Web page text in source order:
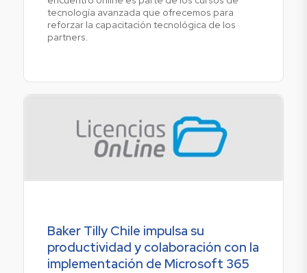
tecnología avanzada que ofrecemos para
reforzar la capacitación tecnológica de los
partners.
Baker Tilly Chile impulsa su
productividad y colaboración con la
implementación de Microsoft 365